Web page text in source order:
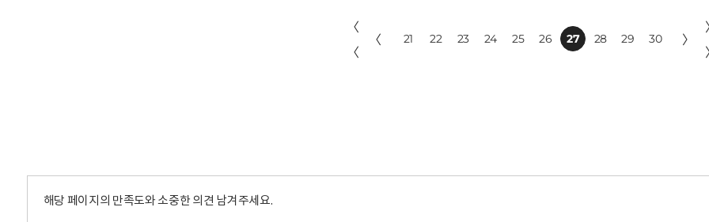
〈
〈
〈 21 22 23 24 25 26 27 28 29 30 〉
해당 페이지의 만족도와 소중한 의견 남겨주세요.